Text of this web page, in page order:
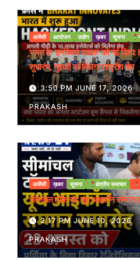
अजेंसी आयोजन उद्योग ख़बर सूचना
भारत के ‘इनोवेशन दशक’ को नई
शुभारंभ, युवाओं को मिलेगा राष्ट्रीय मंच
3:50 PM JUNE 17, 2026
PRAKASH
अजेंसी ख़बर सूचना क्षेत्रीय समाचार
सीमांचल टॉक सह यूथ आइकॉन सम्मान
2:17 PM JUNE 10, 2026
PRAKASH